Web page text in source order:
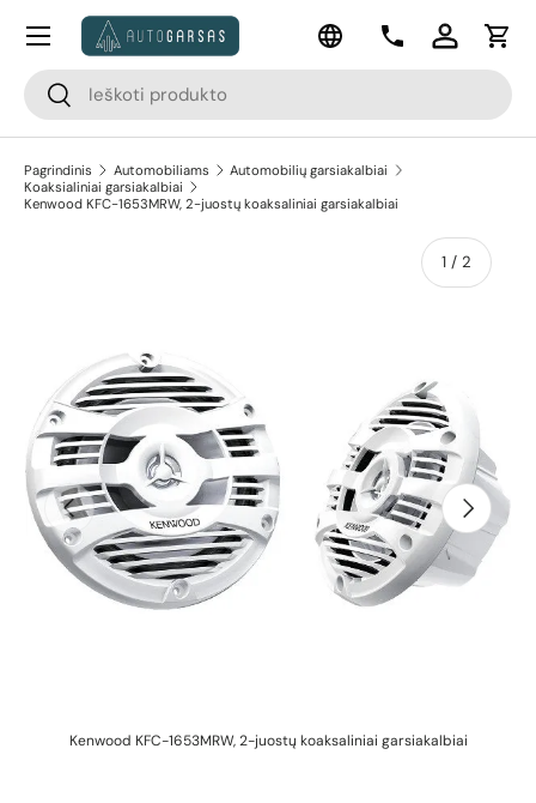
Pereiti prie turinio
Paieška
Paieška
Kalba
KontaktaiPrisijungti
Meniu
Pagrindinis Automobiliams
Automobilių garsiakalbiai
Koaksialiniai garsiakalbiai
Kenwood KFC-1653MRW, 2-juostų koaksaliniai garsiakalbiai
Kenwood KFC-1653MRW, 2-juostų koaksaliniai garsiakalbiai
Ankstesnis
1 / apie
2
Kitas